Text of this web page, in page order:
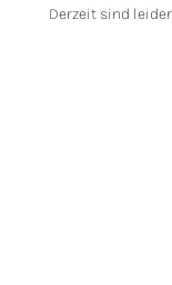
Derzeit sind